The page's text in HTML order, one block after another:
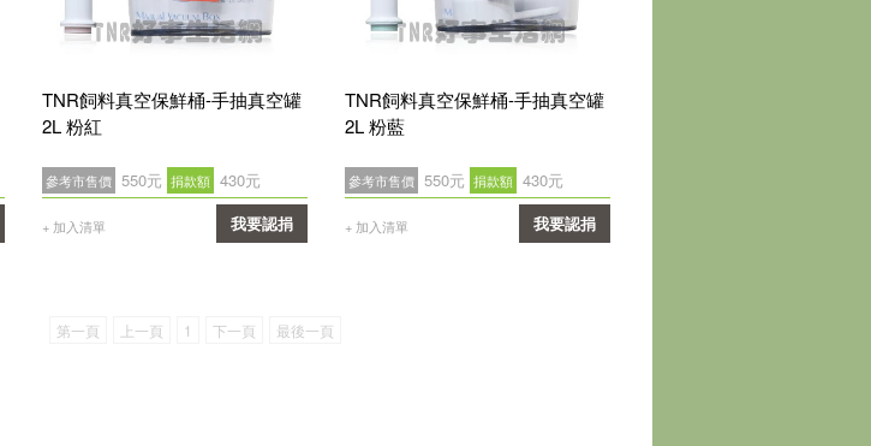
TNR飼料真空保鮮桶-手抽真空罐
2L 粉紅
參考市售價 550元 捐款額 430元
+ 加入清單 我要認捐
TNR飼料真空保鮮桶-手抽真空罐
2L 粉藍
參考市售價 550元 捐款額 430元
+ 加入清單 我要認捐
第一頁 上一頁 1 下一頁 最後一頁